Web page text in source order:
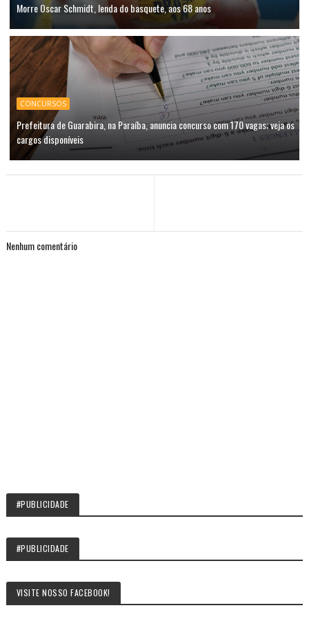
Morre Oscar Schmidt, lenda do basquete, aos 68 anos
CONCURSOS
Prefeitura de Guarabira, na Paraíba, anuncia concurso com 170 vagas; veja os
cargos disponíveis
Nenhum comentário
#PUBLICIDADE
#PUBLICIDADE
VISITE NOSSO FACEBOOK!